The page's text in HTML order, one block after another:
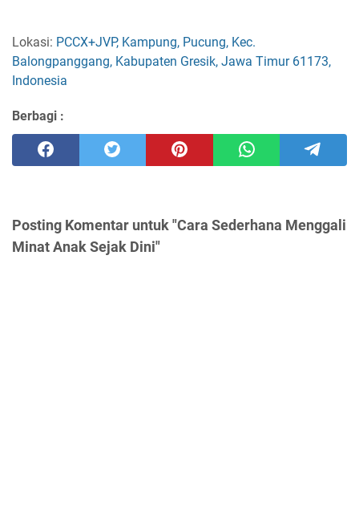
Lokasi: PCCX+JVP, Kampung, Pucung, Kec.
Balongpanggang, Kabupaten Gresik, Jawa Timur 61173,
Indonesia
Berbagi :
Posting Komentar untuk "Cara Sederhana Menggali
Minat Anak Sejak Dini"